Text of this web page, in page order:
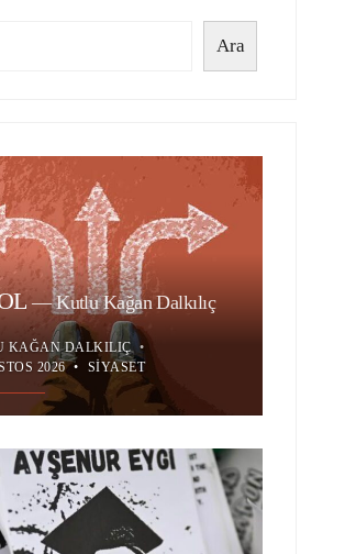
Ara
—Kutlu Kağan Dalkılıç
KAĞAN DALKILIÇ •
2026 • SIYASET